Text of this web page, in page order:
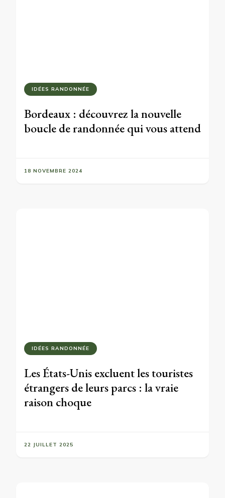
IDÉES RANDONNÉE
Bordeaux : découvrez la nouvelle
boucle de randonnée qui vous attend
18 NOVEMBRE 2024
IDÉES RANDONNÉE
Les États-Unis excluent les touristes
étrangers de leurs parcs : la vraie
raison choque
22 JUILLET 2025